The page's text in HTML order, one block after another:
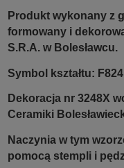
Produkt wykonany z
formowany i
S.R.A. w Bolesławcu.
Symbol kształtu: F824
Dekoracja nr 3248X
Ceramiki
Naczynia w tym
pomocą stempli i